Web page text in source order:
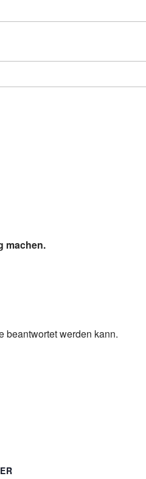
machen.
beantwortet werden kann.